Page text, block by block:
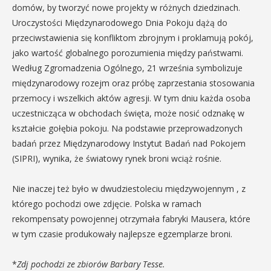
domów, by tworzyć nowe projekty w różnych dziedzinach.
Uroczystości Międzynarodowego Dnia Pokoju dążą do
przeciwstawienia się konfliktom zbrojnym i proklamują pokój,
jako wartość globalnego porozumienia między państwami.
Według Zgromadzenia Ogólnego, 21 września symbolizuje
międzynarodowy rozejm oraz próbę zaprzestania stosowania
przemocy i wszelkich aktów agresji. W tym dniu każda osoba
uczestnicząca w obchodach święta, może nosić odznakę w
kształcie gołębia pokoju. Na podstawie przeprowadzonych
badań przez Międzynarodowy Instytut Badań nad Pokojem
(SIPRI), wynika, że światowy rynek broni wciąż rośnie.
Nie inaczej też było w dwudziestoleciu międzywojennym , z
którego pochodzi owe zdjęcie. Polska w ramach
rekompensaty powojennej otrzymała fabryki Mausera, które
w tym czasie produkowały najlepsze egzemplarze broni.
*Zdj pochodzi ze zbiorów Barbary Tesse.